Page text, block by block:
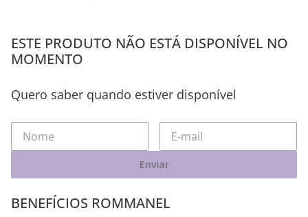
ESTE PRODUTO NÃO ESTÁ DISPONÍVEL NO
MOMENTO
Quero saber quando estiver disponível
Enviar
BENEFÍCIOS ROMMANEL